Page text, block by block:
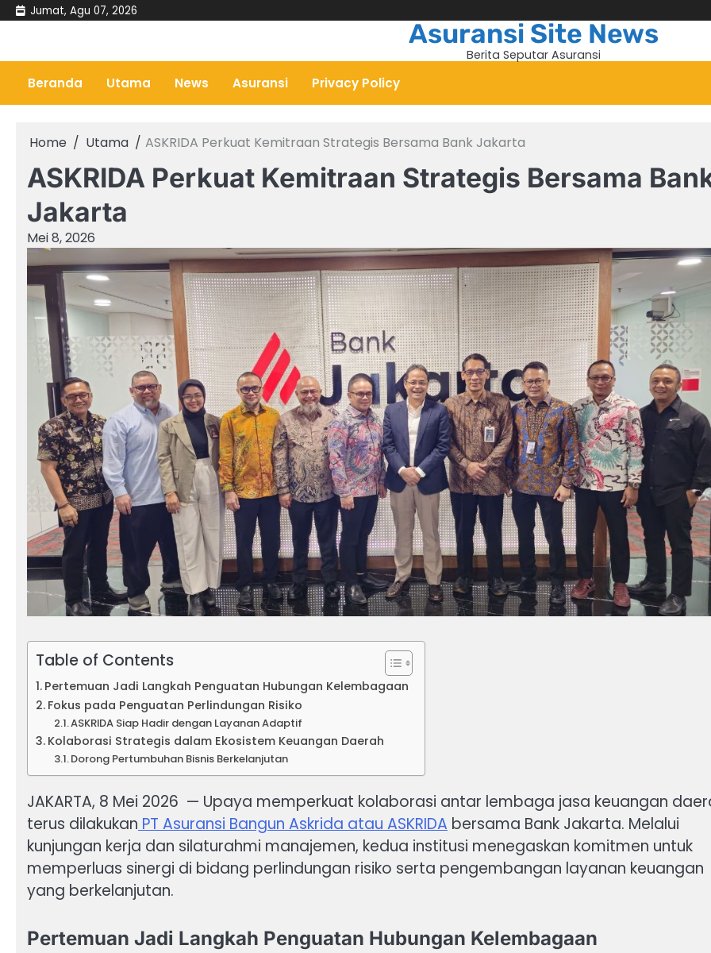
Skip Jumat, Agu 07, 2026
Asuransi Site News
Berita Seputar Asuransi
Beranda Utama News Asuransi Privacy Policy
Home Utama ASKRIDA Perkuat Kemitraan Strategis Bersama Bank Jakarta
ASKRIDA Perkuat Kemitraan Strategis Bersama
Jakarta
Mei 8, 2026
Table of Contents
Pertemuan Jadi Langkah Penguatan Hubungan Kelembagaan
Fokus pada Penguatan Perlindungan Risiko
ASKRIDA Siap Hadir dengan Layanan Adaptif
Kolaborasi Strategis dalam Ekosistem Keuangan Daerah
Dorong Pertumbuhan Bisnis Berkelanjutan
JAKARTA, 8 Mei 2026 — Upaya memperkuat kolaborasi antar lembaga jasa keuangan
terus dilakukan PT Asuransi Bangun Askrida atau ASKRIDA bersama Bank Jakarta. Melalui
kunjungan kerja dan silaturahmi manajemen, kedua institusi menegaskan komitmen untuk
memperluas sinergi di bidang perlindungan risiko serta pengembangan layanan keuangan
yang berkelanjutan.
Pertemuan Jadi Langkah Penguatan Hubungan Kelembagaan